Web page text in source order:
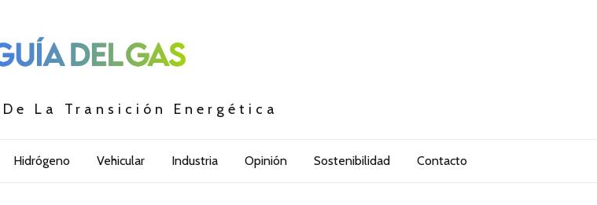
La Transición Energética
Hidrógeno Vehicular Industria Opinión Sostenibilidad Contacto